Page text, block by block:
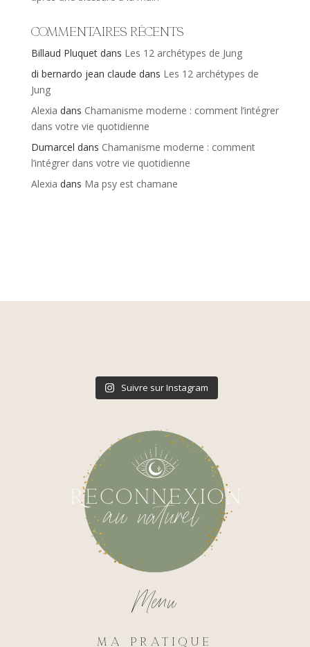
Commentaires récents
Billaud Pluquetdans Les 12 archétypes de Jung
di bernardo jean claude dans Les 12 archétypes de
Jung
Alexia dans Chamanisme moderne : comment l’intégrer
dans votre vie quotidienne
Dumarcel dans Chamanisme moderne : comment
l’intégrer dans votre vie quotidienne
Alexia dans Ma psy est chamane
Suivre sur Instagram
Menu
Ma pratique